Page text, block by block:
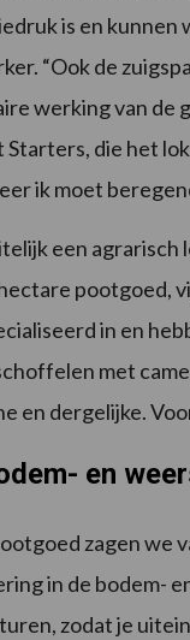
is en kunnen
“Ook de
werking van de
Starters, die het
ik moet
een
pootgoed,
in en
met
en dergelijke.
en
zagen we
in de bodem-
zodat je